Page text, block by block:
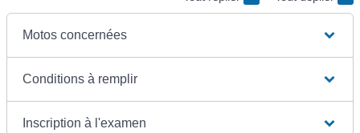
Motos concernées
Conditions à remplir
Inscription à l'examen